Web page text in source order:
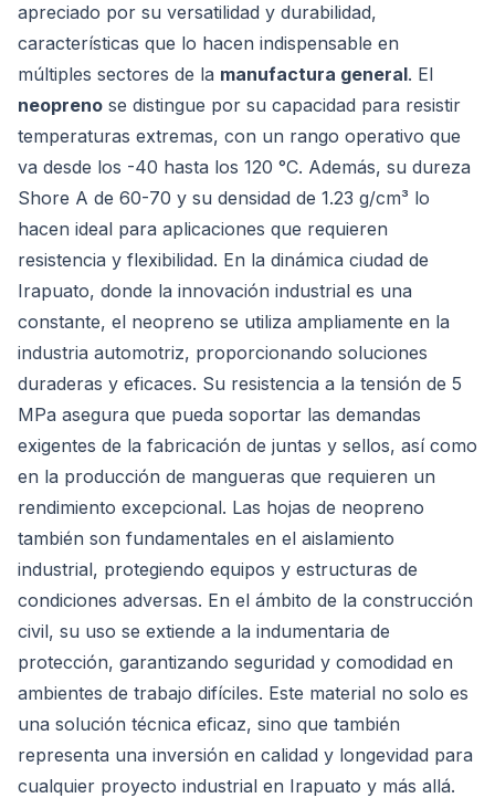
apreciado por su versatilidad y durabilidad,
características que lo hacen indispensable en
múltiples sectores de la manufactura general. El
neopreno se distingue por su capacidad para resistir
temperaturas extremas, con un rango operativo que
va desde los -40 hasta los 120 °C. Además, su dureza
Shore A de 60-70 y su densidad de 1.23 g/cm³ lo
hacen ideal para aplicaciones que requieren
resistencia y flexibilidad. En la dinámica ciudad de
Irapuato, donde la innovación industrial es una
constante, el neopreno se utiliza ampliamente en la
industria automotriz, proporcionando soluciones
duraderas y eficaces. Su resistencia a la tensión de 5
MPa asegura que pueda soportar las demandas
exigentes de la fabricación de juntas y sellos, así como
en la producción de mangueras que requieren un
rendimiento excepcional. Las hojas de neopreno
también son fundamentales en el aislamiento
industrial, protegiendo equipos y estructuras de
condiciones adversas. En el ámbito de la construcción
civil, su uso se extiende a la indumentaria de
protección, garantizando seguridad y comodidad en
ambientes de trabajo difíciles. Este material no solo es
una solución técnica eficaz, sino que también
representa una inversión en calidad y longevidad para
cualquier proyecto industrial en Irapuato y más allá.